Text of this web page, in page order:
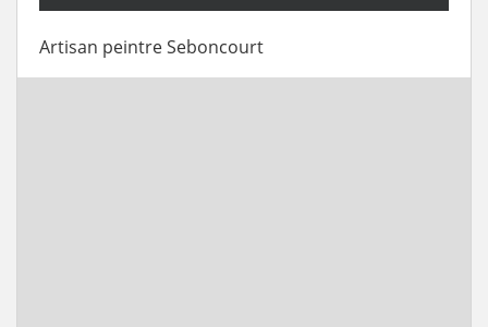
Artisan peintre Seboncourt